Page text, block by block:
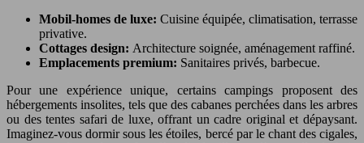
Mobil-homes de luxe: Cuisine équipée, climatisation, terrasse
privative.
Cottages design: Architecture soignée, aménagement raffiné.
Emplacements premium: Sanitaires privés, barbecue.
Pour une expérience unique, certains campings proposent des
hébergements insolites, tels que des cabanes perchées dans les arbres
ou des tentes safari de luxe, offrant un cadre original et dépaysant.
Imaginez-vous dormir sous les étoiles, bercé par le chant des cigales,